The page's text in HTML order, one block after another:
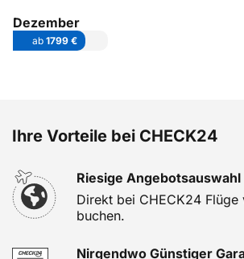
Dezember
ab 1799 €
Ihre Vorteile bei CHECK24
Riesige Angebotsauswahl
Direkt bei CHECK24 Flüge
buchen.
Nirgendwo Günstiger